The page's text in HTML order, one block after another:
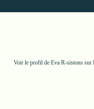
Voir le profil de Eva R-sistonssur